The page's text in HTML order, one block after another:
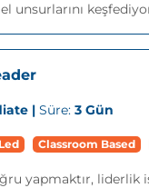
unsurlarını
| Süre: 3 Gün
Classroom Based
yapmaktır, liderlik